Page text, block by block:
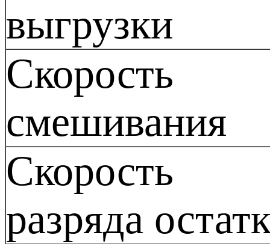
выгрузки
Скорость
смешивания
Скорость
разряда